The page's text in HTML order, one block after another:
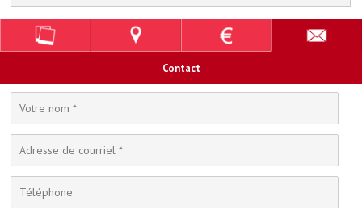
Contact